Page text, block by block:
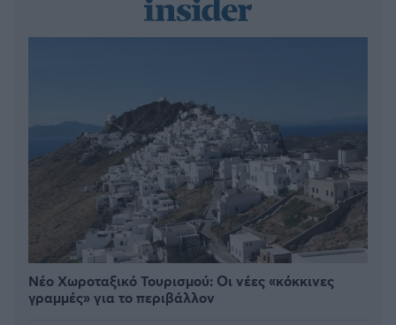
Νέο Χωροταξικό Τουρισμού: Οι νέες «κόκκινες
γραμμές» για το περιβάλλον